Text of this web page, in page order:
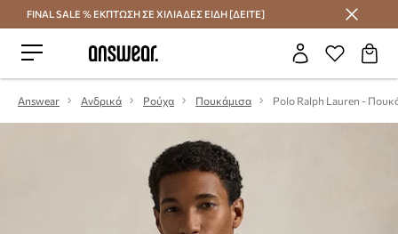
Εξοικονομήστε με το Answear Club
FINAL SALE % ΕΚΠΤΩΣΗ ΣΕ ΧΙΛΙΑΔΕΣ ΕΙΔΗ [ΔΕΙΤΕ]
Answear Ανδρικά Ρούχα Πουκάμισα Polo Ralph Lauren -